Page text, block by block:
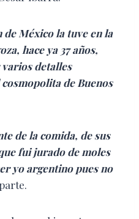
México la tuve en la
hace ya 37 años,
detalles
de Buenos
de la comida, de sus
fui jurado de moles
yo argentino pues no